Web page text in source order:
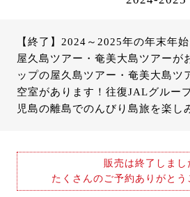
【終了】 2024～2025年の年末年
屋久島ツアー・奄美大島ツアーが
ップの屋久島ツアー・奄美大島ツ
空室があります！往復JALグルー
児島の離島でのんびり島旅を楽し
販売は終了しまし
たくさんのご予約ありがとう